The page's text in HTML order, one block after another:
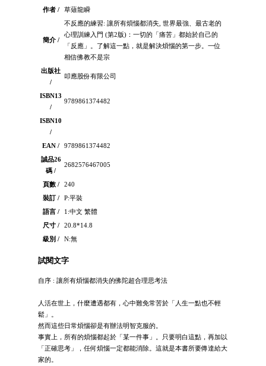
作者 /
草薙龍瞬
簡介 /
不反應的練習: 讓所有煩惱都消失, 世界最強、最古老的
心理訓練入門 (第2版)：一切的「痛苦」都始於自己的
「反應」。了解這一點，就是解決煩惱的第一步。一位
相信佛教不是宗
出版社
/
叩應股份有限公司
ISBN13
/
9789861374482
ISBN10
/
EAN /
9789861374482
誠品26
碼 /
2682576467005
頁數 /
240
裝訂 /
P:平裝
語言 /
1:中文 繁體
尺寸 /
20.8*14.8
級別 /
N:無
試閱文字
自序 : 讓所有煩惱都消失的佛陀超合理思考法
人活在世上，什麼遭遇都有，心中難免常苦於「人生一點也不輕
鬆」。
然而這些日常煩惱卻是有辦法明智克服的。
事實上，所有的煩惱都起於「某一件事」。只要明白這點，再加以
「正確思考」，任何煩惱一定都能消除。這就是本書所要傳達給大
家的。